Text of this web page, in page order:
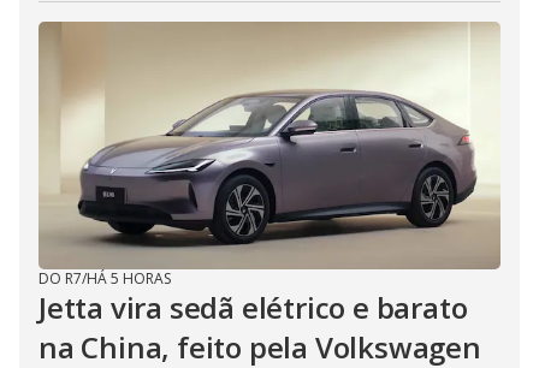
DO R7/HÁ 5 HORAS
Jetta vira sedã elétrico e barato
na China, feito pela Volkswagen